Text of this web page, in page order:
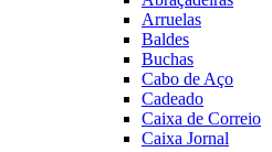
Arruelas
Baldes
Buchas
Cabo de Aço
Cadeado
Caixa de Correio
Caixa Jornal